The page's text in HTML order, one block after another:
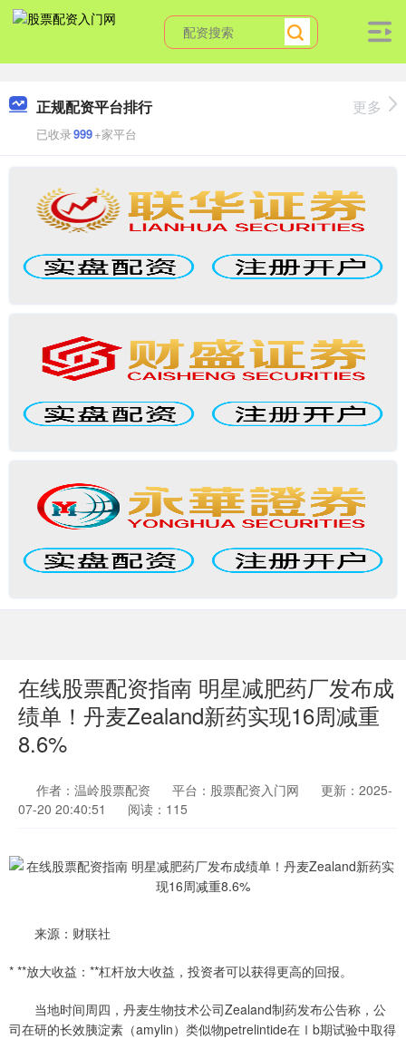
正规配资平台排行
已收录999+家平台
更多
在线股票配资指南 明星减肥药厂发布成
绩单！丹麦Zealand新药实现16周减重
8.6%
作者：温岭股票配资 平台：股票配资入门网
更新：2025-
07-20 20:40:51
阅读：115
来源：财联社
* **放大收益：**杠杆放大收益，投资者可以获得更高的回报。
当地时间周四，丹麦生物技术公司Zealand制药发布公告称，公
司在研的长效胰淀素（amylin）类似物petrelintide在Ⅰb期试验中取得